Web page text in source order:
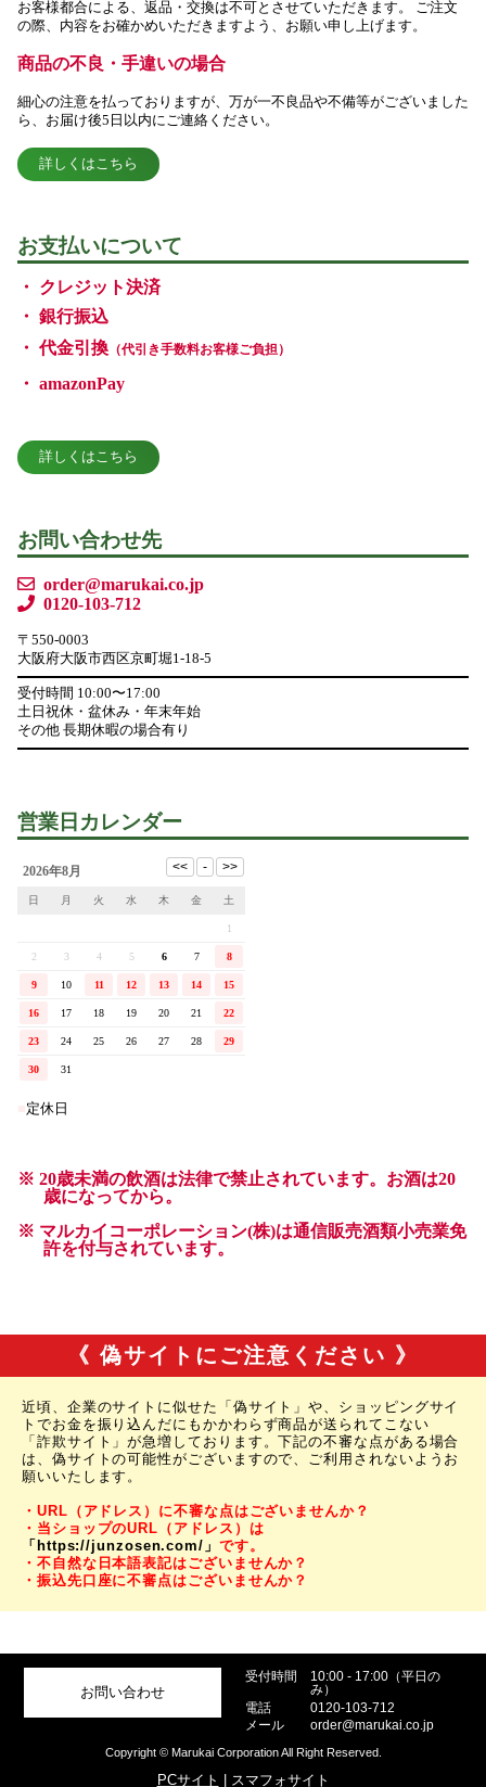
《 偽サイトにご注意ください 》
近頃、企業のサイトに似せた「偽サイト」や、ショッピングサイ
トでお金を振り込んだにもかかわらず商品が送られてこない
「詐欺サイト」が急増しております。下記の不審な点がある場合
は、偽サイトの可能性がございますので、ご利用されないようお
願いいたします。
・URL（アドレス）に不審な点はございませんか？
・当ショップのURL（アドレス）は
「https://junzosen.com/」 です。
・不自然な日本語表記はございませんか？
・振込先口座に不審点はございませんか？
お問い合わせ
受付時間
10:00 - 17:00（平日の
み）
電話
0120-103-712
メール
order@marukai.co.jp
Copyright © Marukai Corporation All Right Reserved.
PCサイト | スマフォサイト